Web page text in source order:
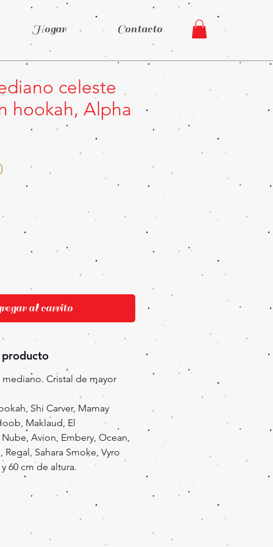
Hogar Contacto
celeste
hookah, Alpha
Precio
al carrito
Cristal de mayor
Shi Carver, Mamay
Maklaud, El
Avion, Embery, Ocean,
Sahara Smoke, Vyro
60 cm de altura.